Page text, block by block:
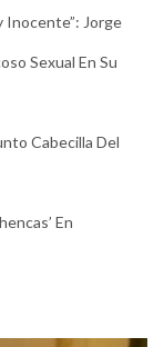
Inocente”: Jorge
Sexual En Su
Cabecilla Del
En